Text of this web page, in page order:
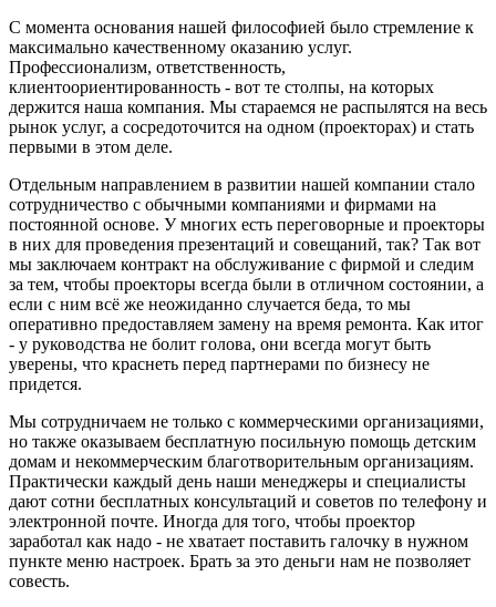
С момента основания нашей философией было стремление к
максимально качественному оказанию услуг.
Профессионализм, ответственность,
клиентоориентированность - вот те столпы, на которых
держится наша компания. Мы стараемся не распылятся на весь
рынок услуг, а сосредоточится на одном (проекторах) и стать
первыми в этом деле.
Отдельным направлением в развитии нашей компании стало
сотрудничество с обычными компаниями и фирмами на
постоянной основе. У многих есть переговорные и проекторы
в них для проведения презентаций и совещаний, так? Так вот
мы заключаем контракт на обслуживание с фирмой и следим
за тем, чтобы проекторы всегда были в отличном состоянии, а
если с ним всё же неожиданно случается беда, то мы
оперативно предоставляем замену на время ремонта. Как итог
- у руководства не болит голова, они всегда могут быть
уверены, что краснеть перед партнерами по бизнесу не
придется.
Мы сотрудничаем не только с коммерческими организациями,
но также оказываем бесплатную посильную помощь детским
домам и некоммерческим благотворительным организациям.
Практически каждый день наши менеджеры и специалисты
дают сотни бесплатных консультаций и советов по телефону и
электронной почте. Иногда для того, чтобы проектор
заработал как надо - не хватает поставить галочку в нужном
пункте меню настроек. Брать за это деньги нам не позволяет
совесть.